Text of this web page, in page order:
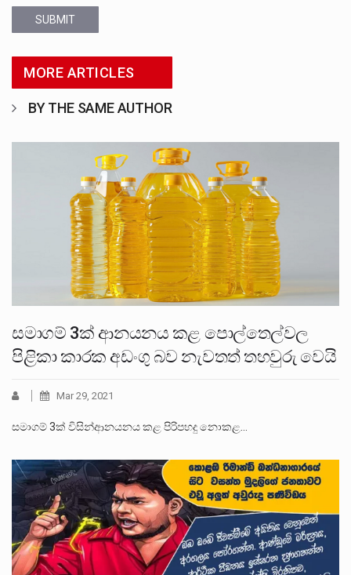
SUBMIT
MORE ARTICLES
BY THE SAME AUTHOR
සමාගම් 3ක් ආනයනය කළ පොල්තෙල්වල
පිළිකා කාරක අඩංගු බව නැවතත් තහවුරු වෙයි
Mar 29, 2021
සමාගම් 3ක් විසින්ආනයනය කළ පිරිපහදු නොකළ…